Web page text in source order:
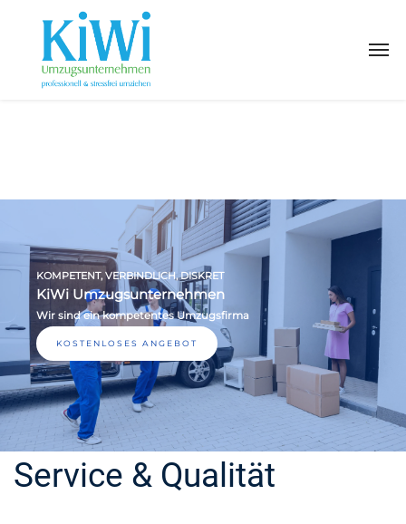
KOMPETENT, VERBINDLICH, DISKRET
KiWi Umzugsunternehmen
Wir sind ein kompetentes Umzugsfirma
KOSTENLOSES ANGEBOT
Service & Qualität